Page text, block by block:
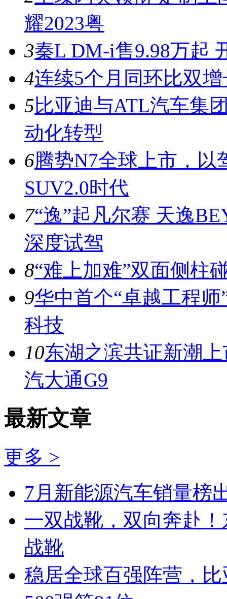
耀2023粤
3秦L DM-i售9.98万起
4连续5个月同环比双
5比亚迪与ATL汽车集
动化转型
6腾势N7全球上市，以
SUV2.0时代
7“逸”起凡尔赛 天逸
深度试驾
8“难上加难”双面侧柱
9华中首个“卓越工程
科技
10东湖之滨共证新潮
汽大通G9
最新文章
更多 >
7月新能源汽车销量榜
一双战靴，双向奔赴
战靴
稳居全球百强阵营，